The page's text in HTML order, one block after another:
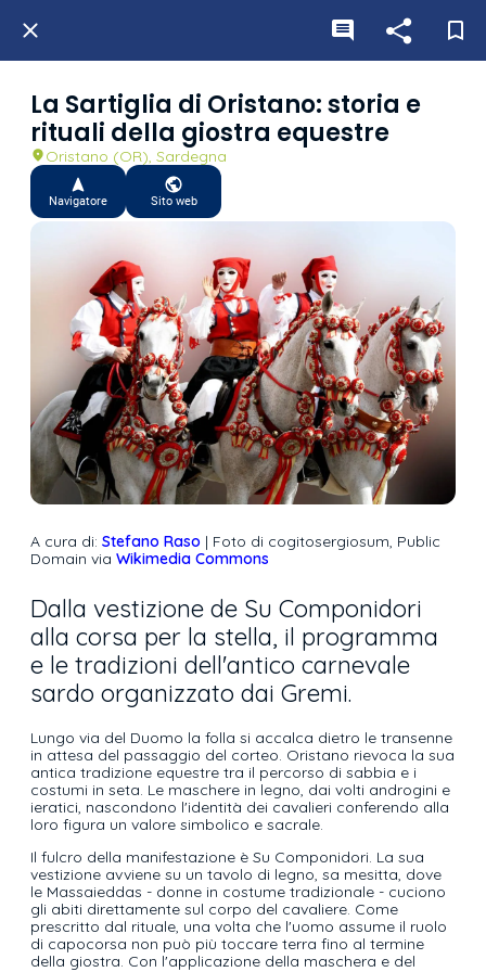
La Sartiglia di Oristano: storia e
rituali della giostra equestre
Oristano (OR), Sardegna
Navigatore Sito web
A cura di: Stefano Raso | Foto di cogitosergiosum, Public
Domain via Wikimedia Commons
Dalla vestizione de Su Componidori
alla corsa per la stella, il programma
e le tradizioni dell'antico carnevale
sardo organizzato dai Gremi.
Lungo via del Duomo la folla si accalca dietro le transenne
in attesa del passaggio del corteo. Oristano rievoca la sua
antica tradizione equestre tra il percorso di sabbia e i
costumi in seta. Le maschere in legno, dai volti androgini e
ieratici, nascondono l'identità dei cavalieri conferendo alla
loro figura un valore simbolico e sacrale.
Il fulcro della manifestazione è Su Componidori. La sua
vestizione avviene su un tavolo di legno, sa mesitta, dove
le Massaieddas - donne in costume tradizionale - cuciono
gli abiti direttamente sul corpo del cavaliere. Come
prescritto dal rituale, una volta che l'uomo assume il ruolo
di capocorsa non può più toccare terra fino al termine
della giostra. Con l'applicazione della maschera e del